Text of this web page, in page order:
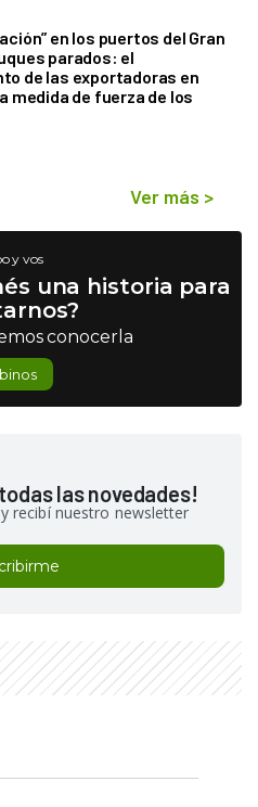
en los puertos del Gran
parados: el
de las exportadoras en
medida de fuerza de los
Ver más >
y vos
una historia para
conocerla
las novedades!
recibí nuestro newsletter